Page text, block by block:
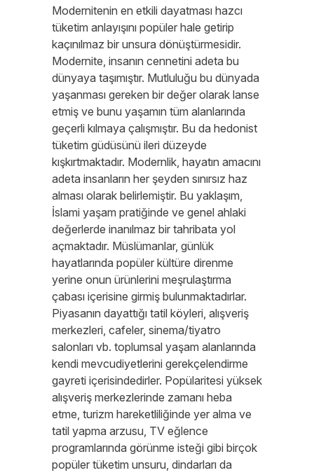
Modernitenin en etkili dayatması hazcı
tüketim anlayışını popüler hale getirip
kaçınılmaz bir unsura dönüştürmesidir.
Modernite, insanın cennetini adeta bu
dünyaya taşımıştır. Mutluluğu bu dünyada
yaşanması gereken bir değer olarak lanse
etmiş ve bunu yaşamın tüm alanlarında
geçerli kılmaya çalışmıştır. Bu da hedonist
tüketim güdüsünü ileri düzeyde
kışkırtmaktadır. Modernlik, hayatın amacını
adeta insanların her şeyden sınırsız haz
alması olarak belirlemiştir. Bu yaklaşım,
İslami yaşam pratiğinde ve genel ahlaki
değerlerde inanılmaz bir tahribata yol
açmaktadır. Müslümanlar, günlük
hayatlarında popüler kültüre direnme
yerine onun ürünlerini meşrulaştırma
çabası içerisine girmiş bulunmaktadırlar.
Piyasanın dayattığı tatil köyleri, alışveriş
merkezleri, cafeler, sinema/tiyatro
salonları vb. toplumsal yaşam alanlarında
kendi mevcudiyetlerini gerekçelendirme
gayreti içerisindedirler. Popülaritesi yüksek
alışveriş merkezlerinde zamanı heba
etme, turizm hareketliliğinde yer alma ve
tatil yapma arzusu, TV eğlence
programlarında görünme isteği gibi birçok
popüler tüketim unsuru, dindarları da